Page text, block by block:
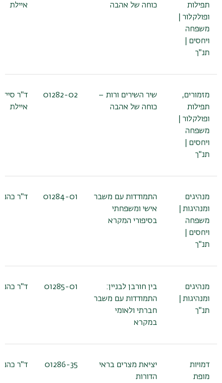
תפילות
ופולקלור |
משפחה
ויחסים |
תנ"ך
כוחה של אהבה
איילת
מזמורים,
תפילות
ופולקלור |
משפחה
ויחסים |
תנ"ך
שיר השירים ורות –
כוחה של אהבה
01282-02
ד"ר
איילת
מנהיגים
ומנהיגות |
משפחה
ויחסים |
תנ"ך
התמודדות עם משבר
אישי ומשפחתי
בסיפורי המקרא
01284-01 ד"ר
מנהיגים
ומנהיגות |
תנ"ך
בין חורבן לבניין:
התמודדות עם משבר
חברתי ולאומי
במקרא
01285-01 ד"ר
דמויות
מופת
יציאת מצרים בראי
הדורות
01286-35 ד"ר